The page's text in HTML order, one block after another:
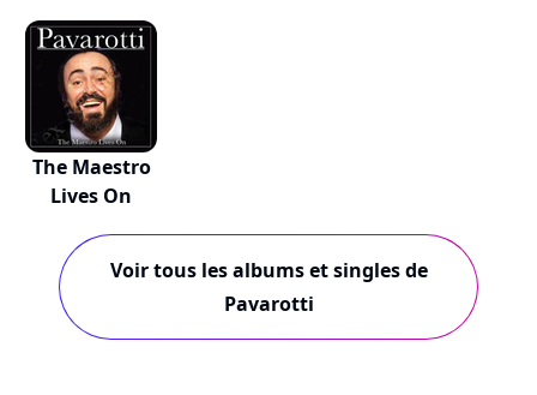
The Maestro
Lives On
Voir tous les albums et singles de
Pavarotti